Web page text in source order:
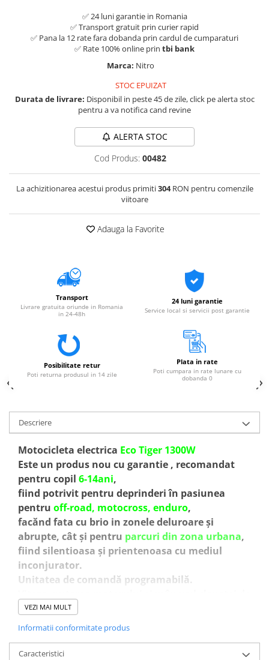
✅ 24 luni garantie in Romania
✅ Transport gratuit prin curier rapid
✅ Pana la 12 rate fara dobanda prin cardul de cumparaturi
✅ Rate 100% online prin tbi bank
Marca: Nitro
STOC EPUIZAT
Durata de livrare: Disponibil in peste 45 de zile, click pe alerta stoc
pentru a va notifica cand revine
ALERTA STOC
Cod Produs: 00482
La achizitionarea acestui produs primiti304RON pentru comenzile
viitoare
Adauga la Favorite
Transport
Livrare gratuita oriunde in Romania
in 24-48h
24 luni garantie
Service local si servicii post garantie
Posibilitate retur
Poti returna produsul in 14 zile
Plata in rate
Poti cumpara in rate lunare cu
dobanda 0
Descriere
Motocicleta electrica Eco Tiger 1300W
Este un produs nou cu garantie , recomandat
pentru copil 6-14ani,
fiind potrivit pentru deprinderi în pasiunea
pentru off-road, motocross, enduro,
facănd fata cu brio in zonele deluroare și
abrupte, cât și pentru parcuri din zona urbana,
fiind silentioasa și prientenoasa cu mediul
inconjurator.
Unitatea de comandă programabilă.
accelerație pot fi reglate .
Indicator baterie
BATERIE 48V 14 Ah LITHIU ION
Amortizoare
VEZI MAI MULT
Informatii conformitate produs
Caracteristici